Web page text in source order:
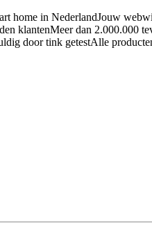
Jouw
Meer dan 2.000.000
Alle